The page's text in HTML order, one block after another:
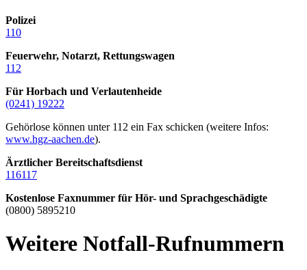
Polizei
110
Feuerwehr, Notarzt, Rettungswagen
112
Für Horbach und Verlautenheide
(0241) 19222
Gehörlose können unter 112 ein Fax schicken (weitere Infos:
www.hgz-aachen.de).
Ärztlicher Bereitschaftsdienst
116117
Kostenlose Faxnummer für Hör- und Sprachgeschädigte
(0800) 5895210
Weitere Notfall-Rufnummern